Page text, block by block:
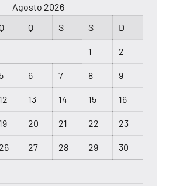
Agosto 2026
Q Q S S D
1 2
5 6 7 8 9
12 13 14 15 16
19 20 21 22 23
26 27 28 29 30